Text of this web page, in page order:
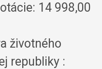
14 998,00
životného
republiky :